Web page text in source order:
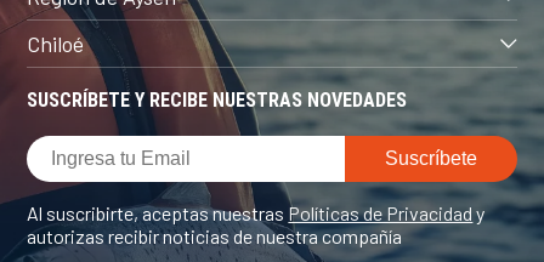
SUSCRÍBETE Y RECIBE NUESTRAS NOVEDADES
Al suscribirte, aceptas nuestras Políticas de Privacidady
autorizas recibir noticias de nuestra compañía
Chiloé